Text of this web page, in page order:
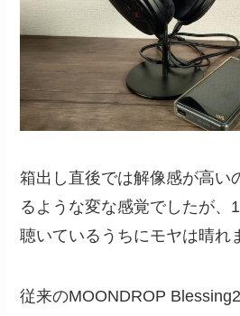
箱出し直後では解像感が高い
るような変な感覚でしたが、
聴いているうちにモヤは晴れ
従来のMOONDROP